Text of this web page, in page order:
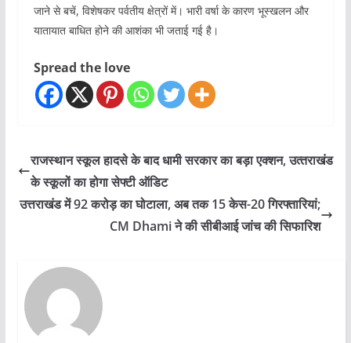
जाने से बचें, विशेषकर पर्वतीय क्षेत्रों में। भारी वर्षा के कारण भूस्खलन और
यातायात बाधित होने की आशंका भी जताई गई है।
Spread the love
राजस्‍थान स्‍कूल हादसे के बाद धामी सरकार का बड़ा एक्‍शन, उत्‍तराखंड
के स्कूलों का होगा सेफ्टी ऑडिट
उत्तराखंड में 92 करोड़ का घोटाला, अब तक 15 केस-20 गिरफ्तारियां;
CM Dhami ने की सीबीआई जांच की सिफारिश